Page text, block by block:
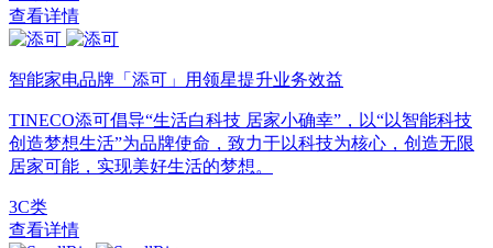
查看详情
智能家电品牌「添可」用领星提升业务效益
TINECO添可倡导“生活白科技 居家小确幸”，以“以智能科技
创造梦想生活”为品牌使命，致力于以科技为核心，创造无限
居家可能，实现美好生活的梦想。
3C类
查看详情